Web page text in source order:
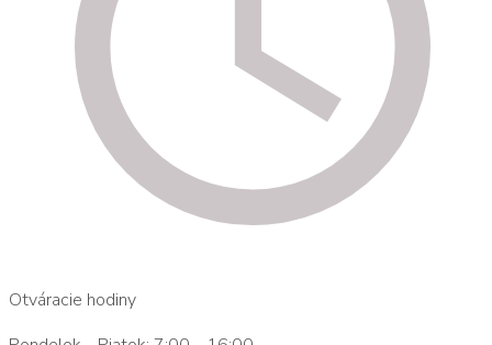
Otváracie hodiny